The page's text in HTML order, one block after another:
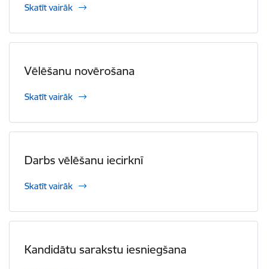
Skatīt vairāk
Vēlēšanu novērošana
Skatīt vairāk
Darbs vēlēšanu iecirknī
Skatīt vairāk
Kandidātu sarakstu iesniegšana